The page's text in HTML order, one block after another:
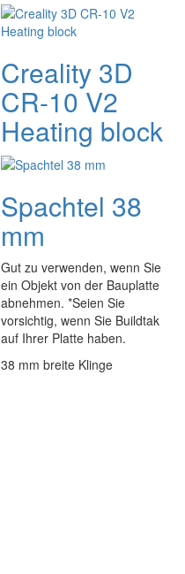
Creality 3D
CR-10 V2
Heating block
Spachtel 38
mm
Gut zu verwenden, wenn Sie
ein Objekt von der Bauplatte
abnehmen. *Seien Sie
vorsichtig, wenn Sie Buildtak
auf Ihrer Platte haben.
38 mm breite Klinge